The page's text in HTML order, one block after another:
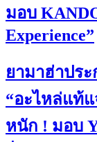
มอบ
Experience”
ยามาฮ่าปร
“อะไหล่แท้แ
หนัก ! มอบ